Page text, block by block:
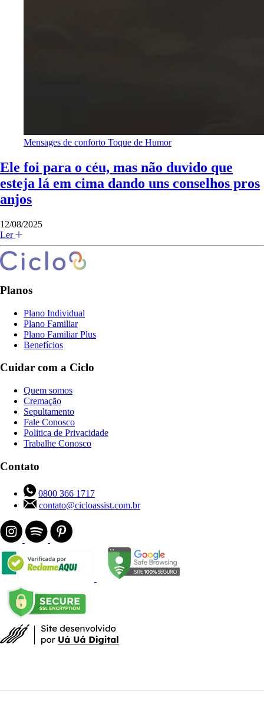
Mensages de conforto Toque de Humor
Ele foi para o céu, mas não duvido que
esteja lá em cima dando uns conselhos pros
anjos
12/08/2025
Ler
Planos
Plano Individual
Plano Familiar
Plano Familiar Plus
Benefícios
Cuidar com a Ciclo
Quem somos
Cremação
Sepultamento
Fale Conosco
Politica de Privacidade
Trabalhe Conosco
Contato
0800 366 1717
contato@cicloassist.com.br